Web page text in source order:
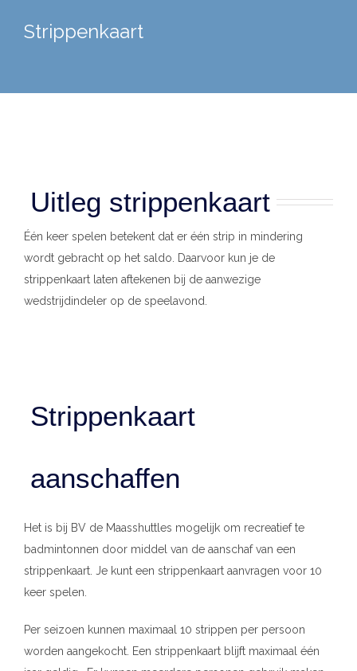
Strippenkaart
Uitleg strippenkaart
Één keer spelen betekent dat er één strip in mindering
wordt gebracht op het saldo. Daarvoor kun je de
strippenkaart laten aftekenen bij de aanwezige
wedstrijdindeler op de speelavond.
Strippenkaart
aanschaffen
Het is bij BV de Maasshuttles mogelijk om recreatief te
badmintonnen door middel van de aanschaf van een
strippenkaart. Je kunt een strippenkaart aanvragen voor 10
keer spelen.
Per seizoen kunnen maximaal 10 strippen per persoon
worden aangekocht. Een strippenkaart blijft maximaal één